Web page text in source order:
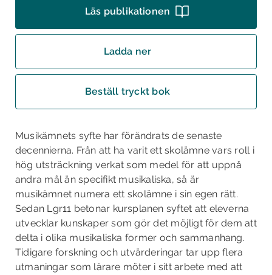
Läs publikationen
Ladda ner
Beställ tryckt bok
Musikämnets syfte har förändrats de senaste
decennierna. Från att ha varit ett skolämne vars roll i
hög utsträckning verkat som medel för att uppnå
andra mål än specifikt musikaliska, så är
musikämnet numera ett skolämne i sin egen rätt.
Sedan Lgr11 betonar kursplanen syftet att eleverna
utvecklar kunskaper som gör det möjligt för dem att
delta i olika musikaliska former och sammanhang.
Tidigare forskning och utvärderingar tar upp flera
utmaningar som lärare möter i sitt arbete med att